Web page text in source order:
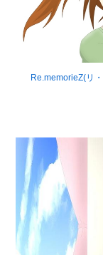
Re.memorieZ(リ